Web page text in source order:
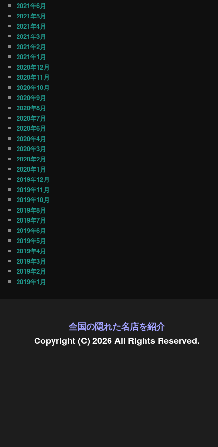
2021年6月
2021年5月
2021年4月
2021年3月
2021年2月
2021年1月
2020年12月
2020年11月
2020年10月
2020年9月
2020年8月
2020年7月
2020年6月
2020年4月
2020年3月
2020年2月
2020年1月
2019年12月
2019年11月
2019年10月
2019年8月
2019年7月
2019年6月
2019年5月
2019年4月
2019年3月
2019年2月
2019年1月
全国の隠れた名店を紹介
Copyright (C) 2026 All Rights Reserved.